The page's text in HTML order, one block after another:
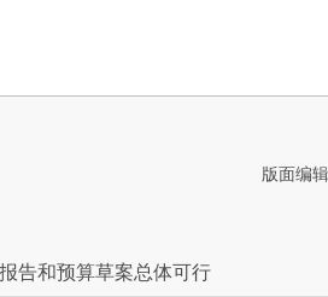
版面编
告和预算草案总体可行